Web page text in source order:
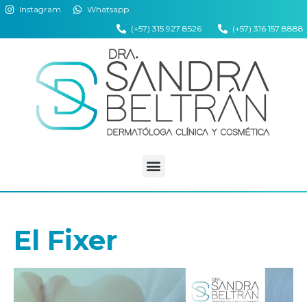
Instagram
Whatsapp
(+57) 315 927 8526
(+57) 316 157 8888
El Fixer